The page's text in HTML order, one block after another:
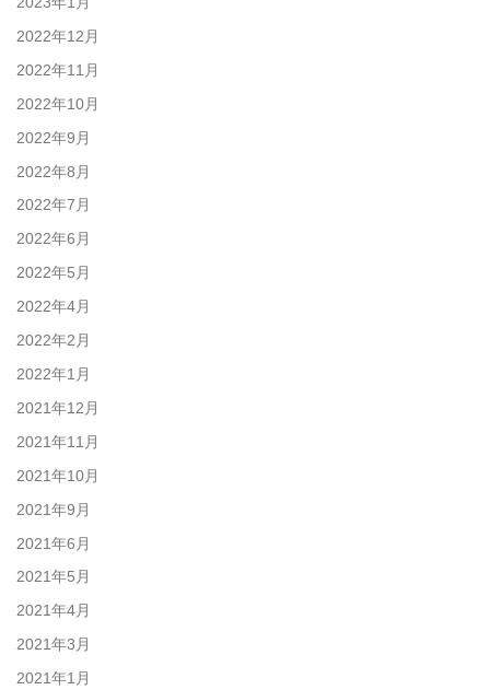
2022年12月
2022年11月
2022年10月
2022年9月
2022年8月
2022年7月
2022年6月
2022年5月
2022年4月
2022年2月
2022年1月
2021年12月
2021年11月
2021年10月
2021年9月
2021年6月
2021年5月
2021年4月
2021年3月
2021年1月